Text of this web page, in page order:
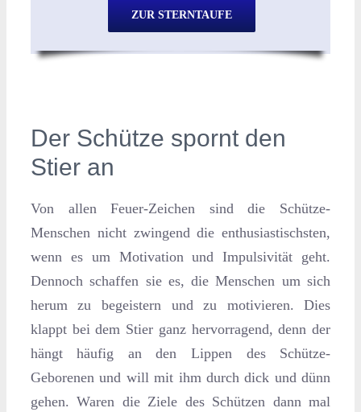
ZUR STERNTAUFE
Der Schütze spornt den
Stier an
Von allen Feuer-Zeichen sind die Schütze-
Menschen nicht zwingend die enthusiastischsten,
wenn es um Motivation und Impulsivität geht.
Dennoch schaffen sie es, die Menschen um sich
herum zu begeistern und zu motivieren. Dies
klappt bei dem Stier ganz hervorragend, denn der
hängt häufig an den Lippen des Schütze-
Geborenen und will mit ihm durch dick und dünn
gehen. Waren die Ziele des Schützen dann mal